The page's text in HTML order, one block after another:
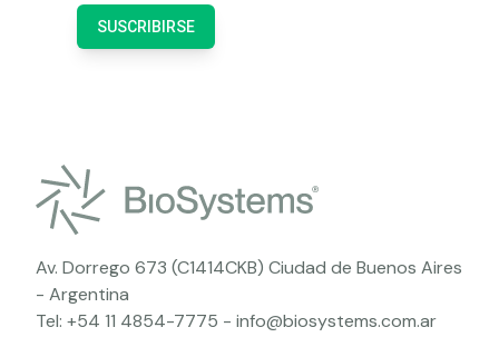
SUSCRIBIRSE
Av. Dorrego 673 (C1414CKB) Ciudad de Buenos Aires
- Argentina
Tel: +54 11 4854-7775 - info@biosystems.com.ar